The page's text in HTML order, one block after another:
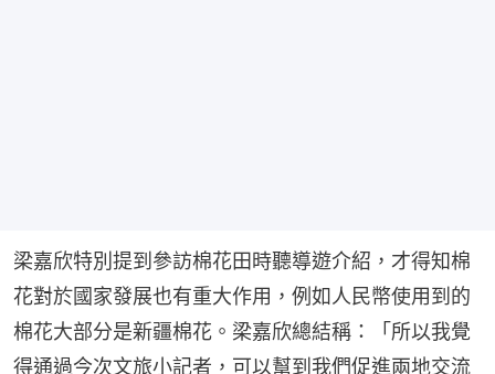
梁嘉欣特別提到參訪棉花田時聽導遊介紹，才得知棉
花對於國家發展也有重大作用，例如人民幣使用到的
棉花大部分是新疆棉花。梁嘉欣總結稱：「所以我覺
得通過今次文旅小記者，可以幫到我們促進兩地交流